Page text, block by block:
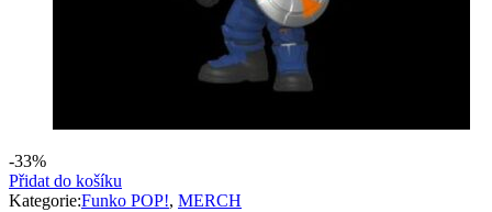
-33%
Přidat do košíku
Kategorie:Funko POP!, MERCH